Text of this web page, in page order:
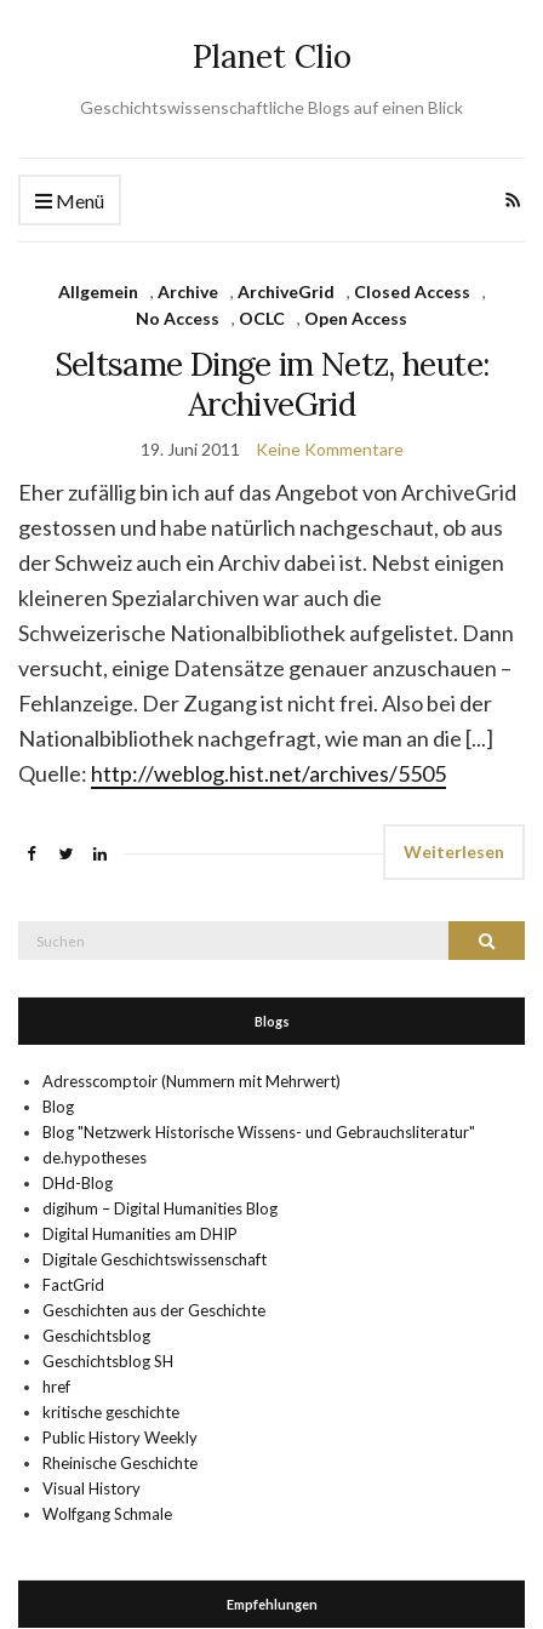
Planet Clio
Geschichtswissenschaftliche Blogs auf einen Blick
Menü
Allgemein , Archive , ArchiveGrid , Closed Access
,
No Access
, OCLC , Open Access
Seltsame Dinge im Netz, heute:
ArchiveGrid
19. Juni 2011 Keine Kommentare
Eher zufällig bin ich auf das Angebot von ArchiveGrid
gestossen und habe natürlich nachgeschaut, ob aus
der Schweiz auch ein Archiv dabei ist. Nebst einigen
kleineren Spezialarchiven war auch die
Schweizerische Nationalbibliothek aufgelistet. Dann
versucht, einige Datensätze genauer anzuschauen –
Fehlanzeige. Der Zugang ist nicht frei. Also bei der
Nationalbibliothek nachgefragt, wie man an die [...]
Quelle: http://weblog.hist.net/archives/5505
Weiterlesen
Suchen
Blogs
Adresscomptoir (Nummern mit Mehrwert)
Blog
Blog "Netzwerk Historische Wissens- und Gebrauchsliteratur"
de.hypotheses
DHd-Blog
digihum – Digital Humanities Blog
Digital Humanities am DHIP
Digitale Geschichtswissenschaft
FactGrid
Geschichten aus der Geschichte
Geschichtsblog
Geschichtsblog SH
href
kritische geschichte
Public History Weekly
Rheinische Geschichte
Visual History
Wolfgang Schmale
Empfehlungen